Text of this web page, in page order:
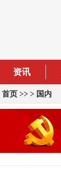
资讯
首页 >> > 国内